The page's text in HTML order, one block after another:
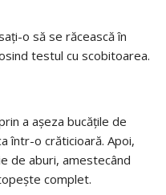
o să se răcească în
testul cu scobitoarea.
a așeza bucățile de
într-o crăticioară. Apoi,
de aburi, amestecând
complet.